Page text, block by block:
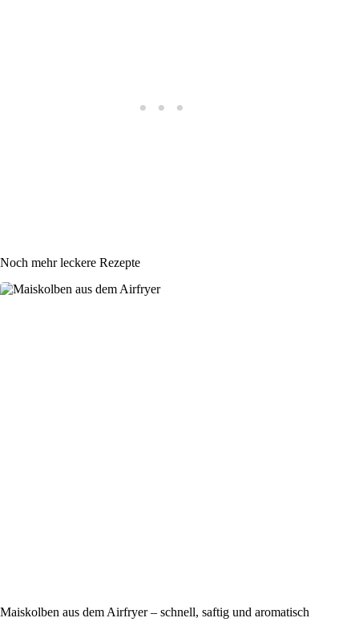
Noch mehr leckere Rezepte
Maiskolben aus dem Airfryer – schnell, saftig und aromatisch